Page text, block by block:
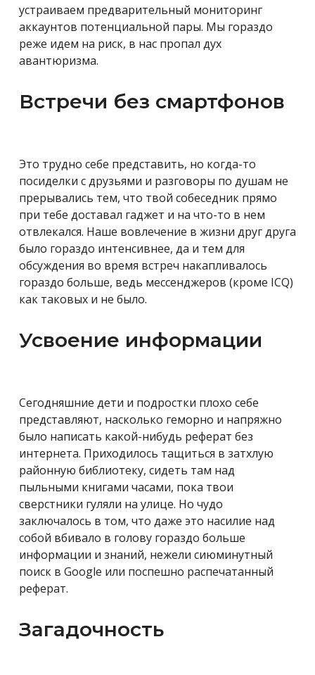
устраиваем предварительный мониторинг
аккаунтов потенциальной пары. Мы гораздо
реже идем на риск, в нас пропал дух
авантюризма.
Встречи без смартфонов
Это трудно себе представить, но когда-то
посиделки с друзьями и разговоры по душам не
прерывались тем, что твой собеседник прямо
при тебе доставал гаджет и на что-то в нем
отвлекался. Наше вовлечение в жизни друг друга
было гораздо интенсивнее, да и тем для
обсуждения во время встреч накапливалось
гораздо больше, ведь мессенджеров (кроме ICQ)
как таковых и не было.
Усвоение информации
Сегодняшние дети и подростки плохо себе
представляют, насколько геморно и напряжно
было написать какой-нибудь реферат без
интернета. Приходилось тащиться в затхлую
районную библиотеку, сидеть там над
пыльными книгами часами, пока твои
сверстники гуляли на улице. Но чудо
заключалось в том, что даже это насилие над
собой вбивало в голову гораздо больше
информации и знаний, нежели сиюминутный
поиск в Google или поспешно распечатанный
реферат.
Загадочность